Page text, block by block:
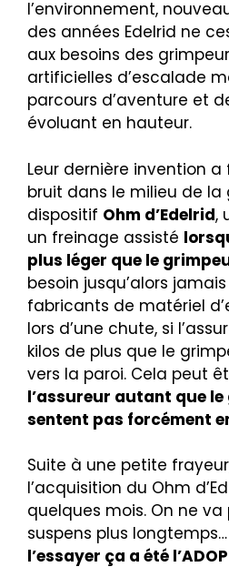
l’environnement,
des années Edelrid ne
aux besoins des
artificielles d’escalade
parcours d’aventure et
évoluant en hauteur.
Leur dernière invention
bruit dans le milieu de la
dispositif Ohm d’Edelrid,
un freinage assisté
plus léger que le
besoin jusqu’alors
fabricants de matériel
lors d’une chute, si
kilos de plus que le
vers la paroi. Cela peut
l’assureur autant que le
sentent pas forcément
Suite à une petite
l’acquisition du Ohm
quelques mois. On ne
suspens plus longtemps…
l’essayer ça a été